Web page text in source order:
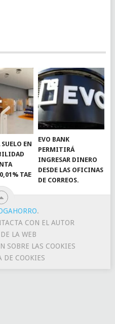
EN
TAE
EVO BANK
PERMITIRÁ
INGRESAR DINERO
DESDE LAS OFICINAS
DE CORREOS.
.
CON EL AUTOR
LA WEB
SOBRE LAS COOKIES
DE COOKIES